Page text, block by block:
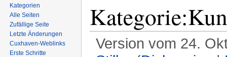
Version vom 24.
Kategorien
Alle Seiten
Zufällige Seite
Letzte Änderungen
Cuxhaven-Weblinks
Erste Schritte